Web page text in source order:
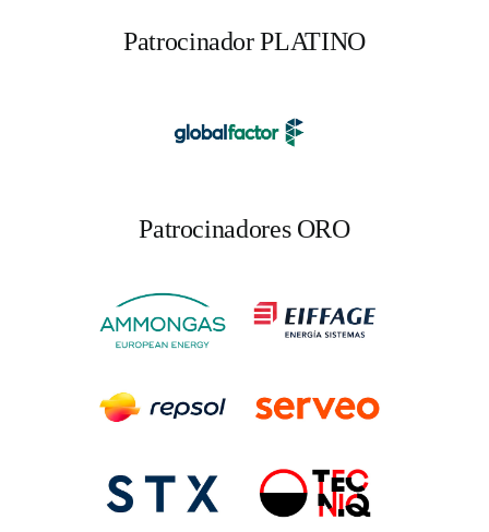
Patrocinador PLATINO
Patrocinadores ORO